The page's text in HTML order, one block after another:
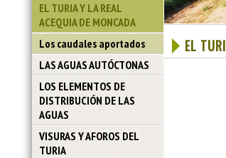
EL TURIA Y LA REAL
ACEQUIA DE MONCADA
Los caudales aportados
LAS AGUAS AUTÓCTONAS
LOS ELEMENTOS DE
DISTRIBUCIÓN DE LAS
AGUAS
VISURAS Y AFOROS DEL
TURIA
EL